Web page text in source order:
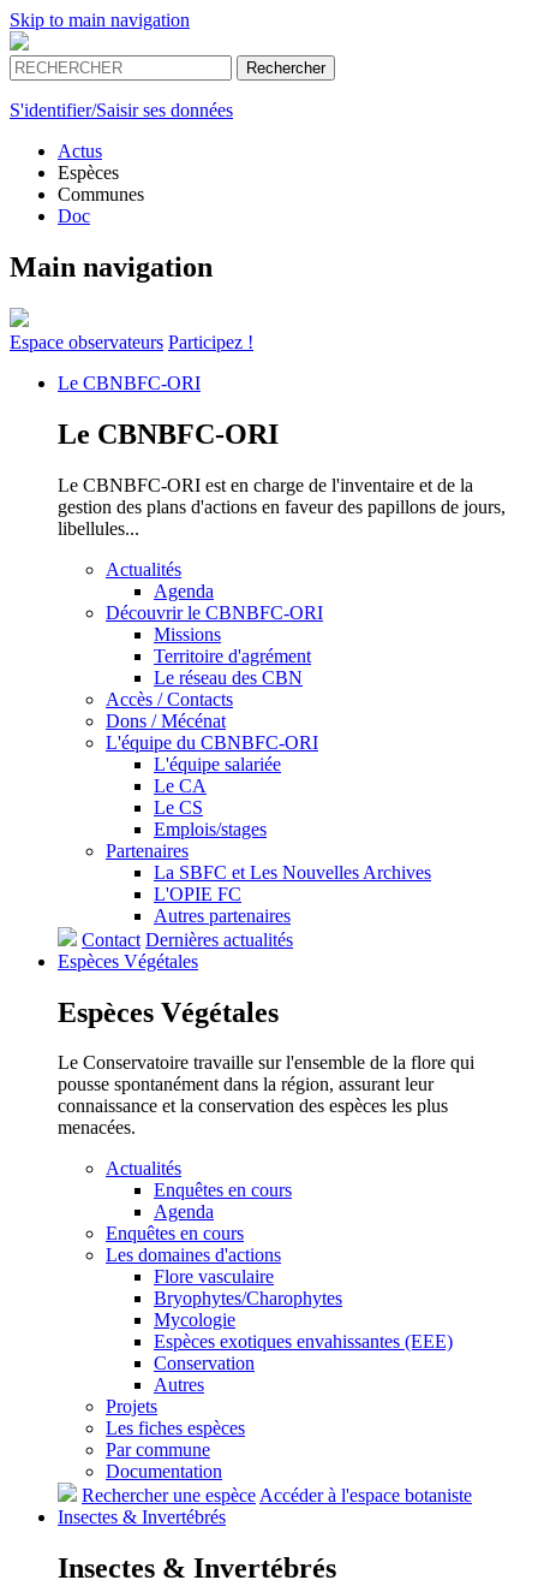
Skip to main navigation
S'identifier/Saisir ses données
Actus
Espèces
Communes
Doc
Main navigation
Espace observateurs Participez !
Le CBNBFC-ORI
Le CBNBFC-ORI
Le CBNBFC-ORI est en charge de l'inventaire et de la
gestion des plans d'actions en faveur des papillons de jours,
libellules...
Actualités
Agenda
Découvrir le CBNBFC-ORI
Missions
Territoire d'agrément
Le réseau des CBN
Accès / Contacts
Dons / Mécénat
L'équipe du CBNBFC-ORI
L'équipe salariée
Le CA
Le CS
Emplois/stages
Partenaires
La SBFC et Les Nouvelles Archives
L'OPIE FC
Autres partenaires
Contact Dernières actualités
Espèces Végétales
Espèces Végétales
Le Conservatoire travaille sur l'ensemble de la flore qui
pousse spontanément dans la région, assurant leur
connaissance et la conservation des espèces les plus
menacées.
Actualités
Enquêtes en cours
Agenda
Enquêtes en cours
Les domaines d'actions
Flore vasculaire
Bryophytes/Charophytes
Mycologie
Espèces exotiques envahissantes (EEE)
Conservation
Autres
Projets
Les fiches espèces
Par commune
Documentation
Rechercher une espèceAccéder à l'espace botaniste
Insectes & Invertébrés
Insectes & Invertébrés